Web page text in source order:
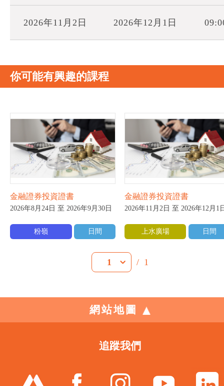
2026年11月2日 2026年12月1日
你可能有興趣的課程
金融證券投資證書
2026年8月24日 至 2026年9月30日
粉嶺 日間
金融證券投資證書
2026年11月2日 至 2026年12月1
上水廣場 日間
1 / 1
網站地圖
追蹤我們